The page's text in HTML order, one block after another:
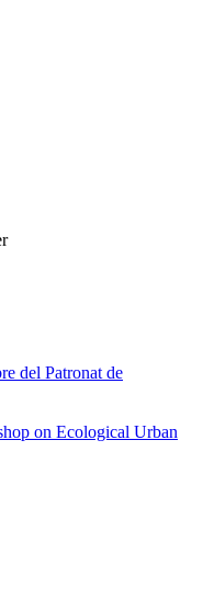
del Patronat de
on Ecological Urban